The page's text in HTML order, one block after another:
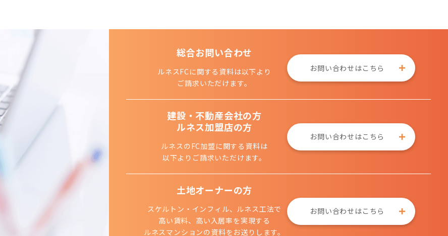
総合お問い合わせ
ルネスFCに関する資料は以下より
ご請求いただけます。
お問い合わせはこちら
建設・不動産会社の方
ルネス加盟店の方
ルネスのFC加盟に関する資料は
以下よりご請求いただけます。
お問い合わせはこちら
土地オーナーの方
スケルトン・インフィル、ルネス工法で
高い賃料、高い入居率を実現する
ルネスマンションの資料をお送りします。
お問い合わせはこちら